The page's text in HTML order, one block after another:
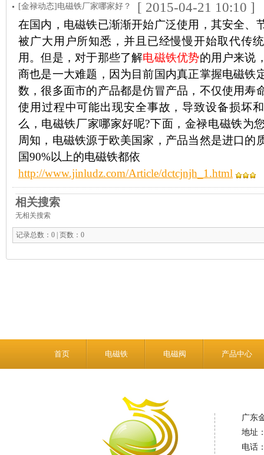
[金禄动态]电磁铁厂家哪家好？ [ 2015-04-21 10:10 ]
在国内，电磁铁已渐渐开始广泛使用，其安全、
被广大用户所知悉，并且已经慢慢开始取代传
用。但是，对于那些了解电磁铁优势的用户来说
商也是一大难题，因为目前国内真正掌握电磁铁
数，很多面市的产品都是仿冒产品，不仅使用寿
使用过程中可能出现安全事故，导致设备损坏
么，电磁铁厂家哪家好呢?下面，金禄电磁铁
周知，电磁铁源于欧美国家，产品当然是进口的
国90%以上的电磁铁都依
http://www.jinludz.com/Article/dctcjnjh_1.html
相关搜索
无相关搜索
记录总数：0 | 页数：0
首页 电磁铁 电磁阀 产品中心
广东
地址
电话